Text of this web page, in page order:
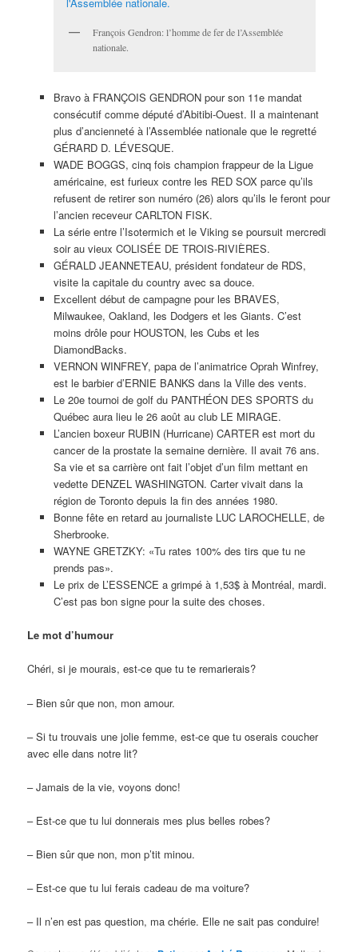
François Gendron: l’homme de fer de l’Assemblée
nationale.
Bravo à FRANÇOIS GENDRON pour son 11e mandat
consécutif comme député d’Abitibi-Ouest. Il a maintenant
plus d’ancienneté à l’Assemblée nationale que le regretté
GÉRARD D. LÉVESQUE.
WADE BOGGS, cinq fois champion frappeur de la Ligue
américaine, est furieux contre les RED SOX parce qu’ils
refusent de retirer son numéro (26) alors qu’ils le feront pour
l’ancien receveur CARLTON FISK.
La série entre l’Isotermich et le Viking se poursuit mercredi
soir au vieux COLISÉE DE TROIS-RIVIÈRES.
GÉRALD JEANNETEAU, président fondateur de RDS,
visite la capitale du country avec sa douce.
Excellent début de campagne pour les BRAVES,
Milwaukee, Oakland, les Dodgers et les Giants. C’est
moins drôle pour HOUSTON, les Cubs et les
DiamondBacks.
VERNON WINFREY, papa de l’animatrice Oprah Winfrey,
est le barbier d’ERNIE BANKS dans la Ville des vents.
Le 20e tournoi de golf du PANTHÉON DES SPORTS du
Québec aura lieu le 26 août au club LE MIRAGE.
L’ancien boxeur RUBIN (Hurricane) CARTER est mort du
cancer de la prostate la semaine dernière. Il avait 76 ans.
Sa vie et sa carrière ont fait l’objet d’un film mettant en
vedette DENZEL WASHINGTON. Carter vivait dans la
région de Toronto depuis la fin des années 1980.
Bonne fête en retard au journaliste LUC LAROCHELLE, de
Sherbrooke.
WAYNE GRETZKY: «Tu rates 100% des tirs que tu ne
prends pas».
Le prix de L’ESSENCE a grimpé à 1,53$ à Montréal, mardi.
C’est pas bon signe pour la suite des choses.
Le mot d’humour
Chéri, si je mourais, est-ce que tu te remarierais?
– Bien sûr que non, mon amour.
– Si tu trouvais une jolie femme, est-ce que tu oserais coucher
avec elle dans notre lit?
– Jamais de la vie, voyons donc!
– Est-ce que tu lui donnerais mes plus belles robes?
– Bien sûr que non, mon p’tit minou.
– Est-ce que tu lui ferais cadeau de ma voiture?
– Il n’en est pas question, ma chérie. Elle ne sait pas conduire!